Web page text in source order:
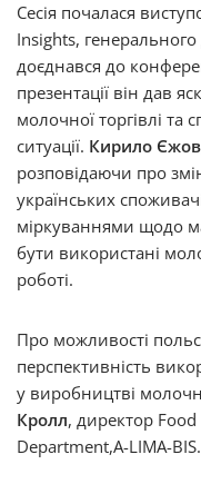
Сесія почалася
Insights,
доєднався до
презентації він дав
молочної торгівлі
ситуації. Кирило Єжов
розповідаючи про
українських
міркуваннями щодо
бути використані
роботі.
Про можливості
перспективність
у виробництві
Кролл, директор
Department,A-LIMA-ВIS.